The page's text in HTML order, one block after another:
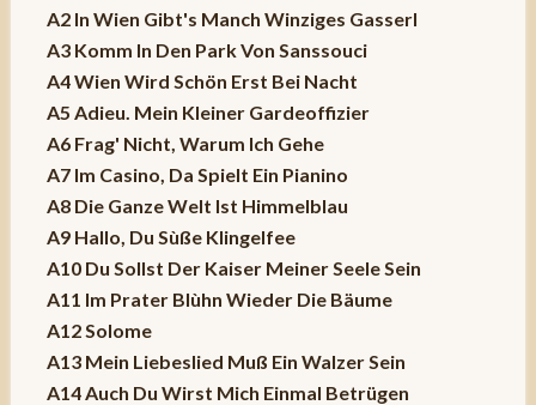
A2 In Wien Gibt's Manch Winziges Gasserl
A3 Komm In Den Park Von Sanssouci
A4 Wien Wird Schön Erst Bei Nacht
A5 Adieu. Mein Kleiner Gardeoffizier
A6 Frag' Nicht, Warum Ich Gehe
A7 Im Casino, Da Spielt Ein Pianino
A8 Die Ganze Welt Ist Himmelblau
A9 Hallo, Du Sùße Klingelfee
A10 Du Sollst Der Kaiser Meiner Seele Sein
A11 Im Prater Blùhn Wieder Die Bäume
A12 Solome
A13 Mein Liebeslied Muß Ein Walzer Sein
A14 Auch Du Wirst Mich Einmal Betrügen